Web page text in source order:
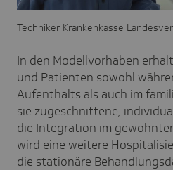
Techniker Krankenkasse
In den Modellvorhaben
und Patienten sowohl
Aufenthalts als auch im
sie zugeschnittene,
die Integration im
wird eine weitere
die stationäre